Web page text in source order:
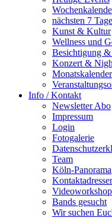
nächsten 7 Tage
Kunst & Kultur
Wellness und
Besichtigung
Konzert &
Monatskalender
Info / Kontakt
Newsletter Abo
Impressum
Login
Fotogalerie
Team
Köln-Panorama
Videoworkshop
Bands gesucht
Wir suchen